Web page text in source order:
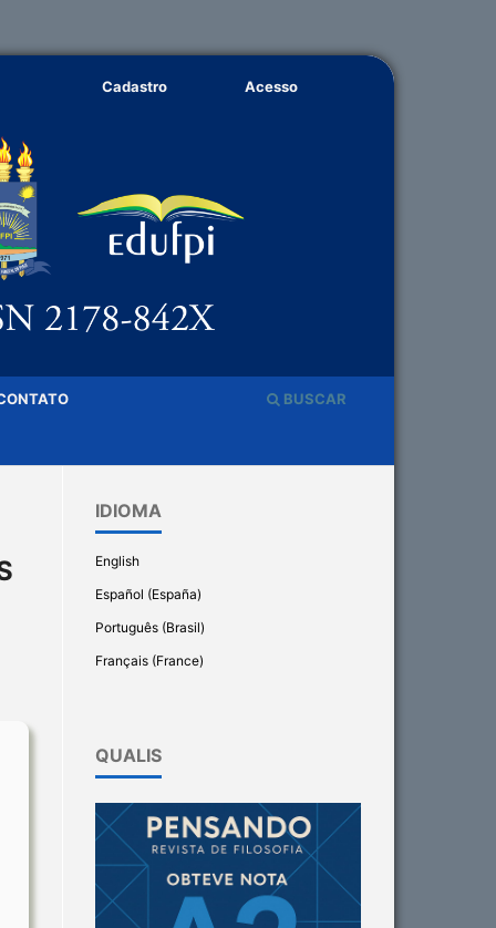
BUSCAR
Cadastro Acesso
IDIOMA
English
Español (España)
Português (Brasil)
Français (France)
QUALIS